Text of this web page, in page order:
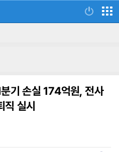
기 손실 174억원, 전사
직 실시